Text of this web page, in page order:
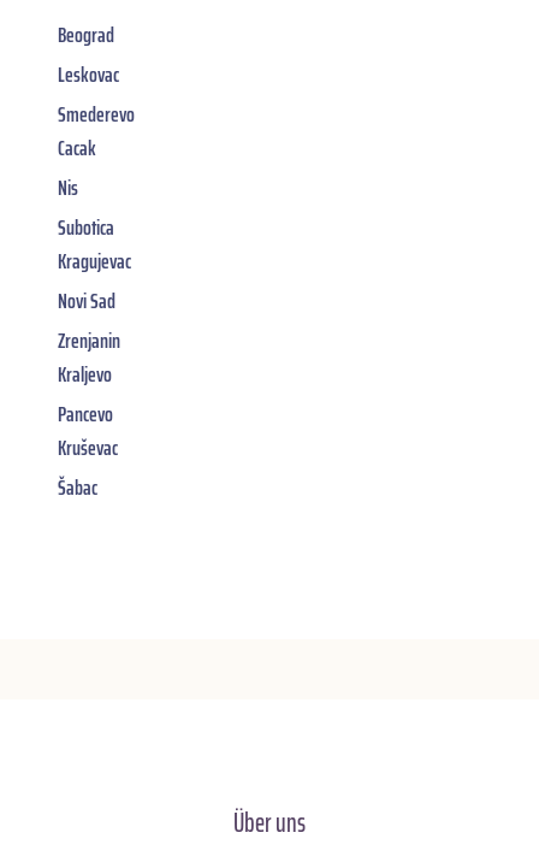
Beograd
Leskovac
Smederevo
Cacak
Nis
Subotica
Kragujevac
Novi Sad
Zrenjanin
Kraljevo
Pancevo
Kruševac
Šabac
Über uns